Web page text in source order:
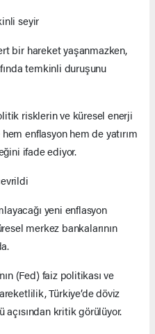
seyir
bir hareket yaşanmazken,
temkinli duruşunu
risklerin ve küresel enerji
enflasyon hem de yatırım
ifade ediyor.
yeni enflasyon
merkez bankalarının
(Fed) faiz politikası ve
Türkiye’de döviz
açısından kritik görülüyor.